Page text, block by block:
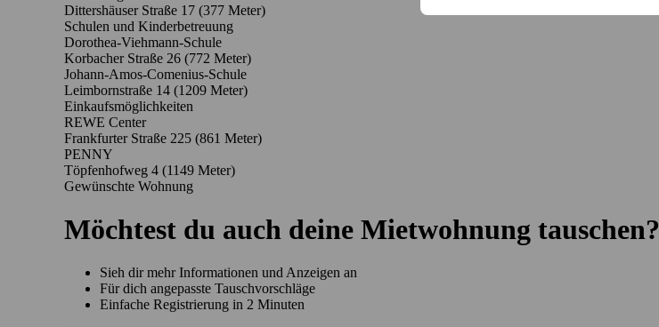
Dittershäuser Straße 17 (377 Meter)
Schulen und Kinderbetreuung
Dorothea-Viehmann-Schule
Korbacher Straße 26 (772 Meter)
Johann-Amos-Comenius-Schule
Leimbornstraße 14 (1209 Meter)
Einkaufsmöglichkeiten
REWE Center
Frankfurter Straße 225 (861 Meter)
PENNY
Töpfenhofweg 4 (1149 Meter)
Gewünschte Wohnung
Möchtest du auch deine Mietwohnung tauschen?
Sieh dir mehr Informationen und Anzeigen an
Für dich angepasste Tauschvorschläge
Einfache Registrierung in 2 Minuten